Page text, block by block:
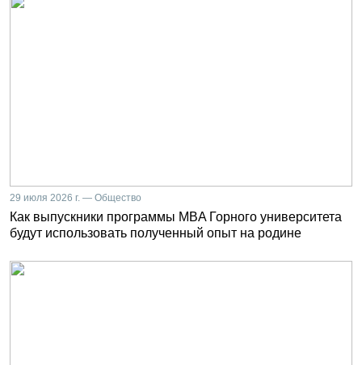
29 июля 2026 г. — Общество
Как выпускники программы MBA Горного университета
будут использовать полученный опыт на родине